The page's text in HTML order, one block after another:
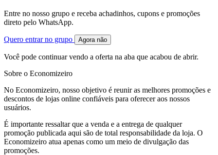
Entre no nosso grupo e receba achadinhos, cupons e promoções
direto pelo WhatsApp.
Quero entrar no grupo Agora não
Você pode continuar vendo a oferta na aba que acabou de abrir.
Sobre o Economizeiro
No Economizeiro, nosso objetivo é reunir as melhores promoções e
descontos de lojas online confiáveis para oferecer aos nossos
usuários.
É importante ressaltar que a venda e a entrega de qualquer
promoção publicada aqui são de total responsabilidade da loja. O
Economizeiro atua apenas como um meio de divulgação das
promoções.